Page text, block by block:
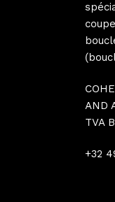
AND
TVA
+32